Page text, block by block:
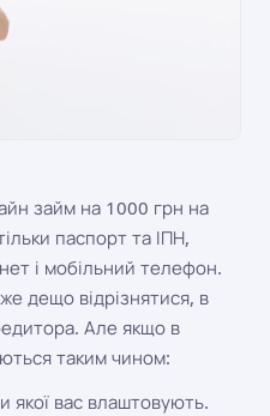
займ на 1000 грн на
паспорт та ІПН,
і мобільний телефон.
дещо відрізнятися, в
Але якщо в
таким чином:
вас влаштовують.